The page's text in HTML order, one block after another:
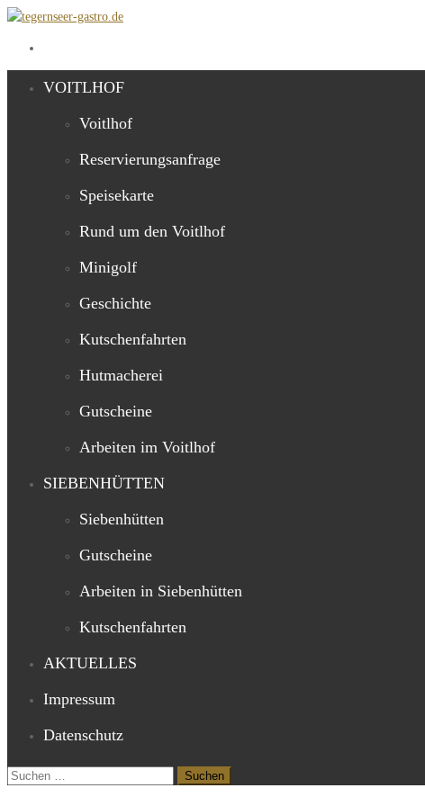
VOITLHOF
Voitlhof
Reservierungsanfrage
Speisekarte
Rund um den Voitlhof
Minigolf
Geschichte
Kutschenfahrten
Hutmacherei
Gutscheine
Arbeiten im Voitlhof
SIEBENHÜTTEN
Siebenhütten
Gutscheine
Arbeiten in Siebenhütten
Kutschenfahrten
AKTUELLES
Impressum
Datenschutz
Suchen